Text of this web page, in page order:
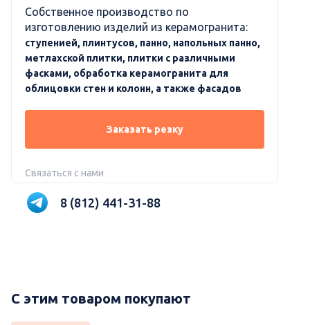
Собственное производство по
изготовлению изделий из керамогранита:
ступенией, плинтусов, панно, напольных панно,
метлахской плитки, плитки с различными
фасками, обработка керамогранита для
облицовки стен и колонн, а также фасадов
Заказать резку
Связаться с нами
8 (812) 441-31-88
С этим товаром покупают